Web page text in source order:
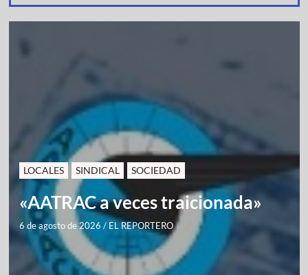
LOCALES SINDICAL SOCIEDAD
«AATRAC a veces traicionada»
6 de agosto de 2026 / EL REPORTERO